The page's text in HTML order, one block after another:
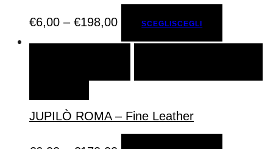
€6,00 – €198,00 SCEGLISCEGLI
JUPILÒ ROMA – Fine Leather